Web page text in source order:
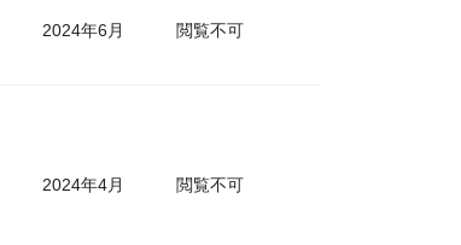
2024年6月 閲覧不可
2024年4月 閲覧不可